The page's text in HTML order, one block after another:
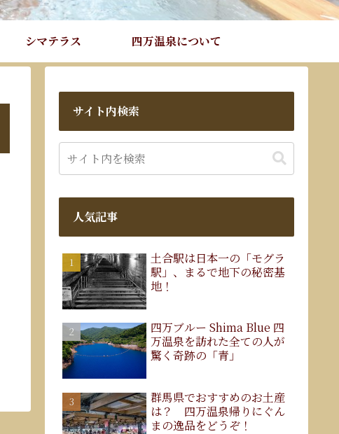
シマテラス 四万温泉について
サイト内検索
人気記事
土合駅は日本一の「モグラ
駅」、まるで地下の秘密基
地！
四万ブルー Shima Blue 四
万温泉を訪れた全ての人が
驚く奇跡の「青」
群馬県でおすすめのお土産
は？ 四万温泉帰りにぐん
まの逸品をどうぞ！